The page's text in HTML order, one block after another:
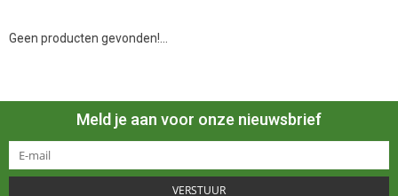
Geen producten gevonden!...
Meld je aan voor onze nieuwsbrief
VERSTUUR